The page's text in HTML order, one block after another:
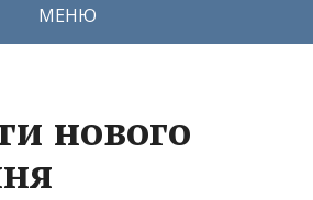
МЕНЮ
нового